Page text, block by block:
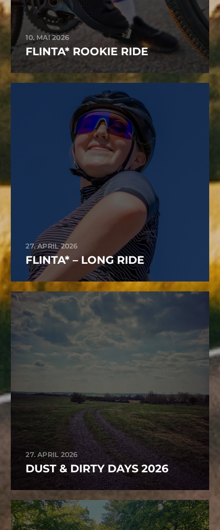
10. MAI 2026
FLINTA* ROOKIE RIDE
27. APRIL 2026
FLINTA* – LONG RIDE
27. APRIL 2026
DUST & DIRTY DAYS 2026